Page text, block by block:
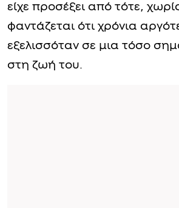
είχε προσέξει από τότε,
φαντάζεται ότι χρόνια
εξελισσόταν σε μια τόσο
στη ζωή του.